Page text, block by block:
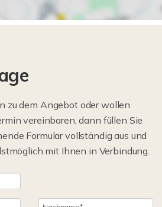
zu dem Angebot oder wollen
vereinbaren, dann füllen Sie
Formular vollständig aus und
mit Ihnen in Verbindung.